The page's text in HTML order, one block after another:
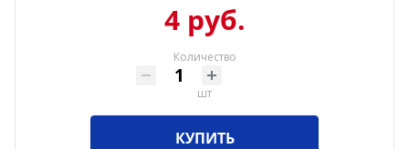
4 руб.
Количество
шт
КУПИТЬ